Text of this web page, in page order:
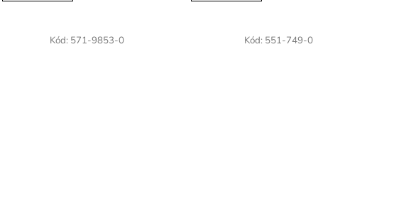
Kód: 571-9853-0 Kód: 551-749-0